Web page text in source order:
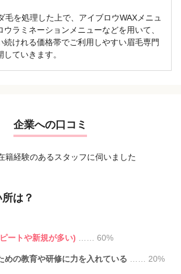
毛を処理した上で、アイブロウWAXメニュ
ウラミネーションメニューなどを用いて、
続けれる価格帯でご利用しやすい眉毛専門
ていきます。
企業への口コミ
籍経験のあるスタッフに伺いました
は？
ートや新規が多い) …… 60%
めの教育や研修に力を入れている …… 20%